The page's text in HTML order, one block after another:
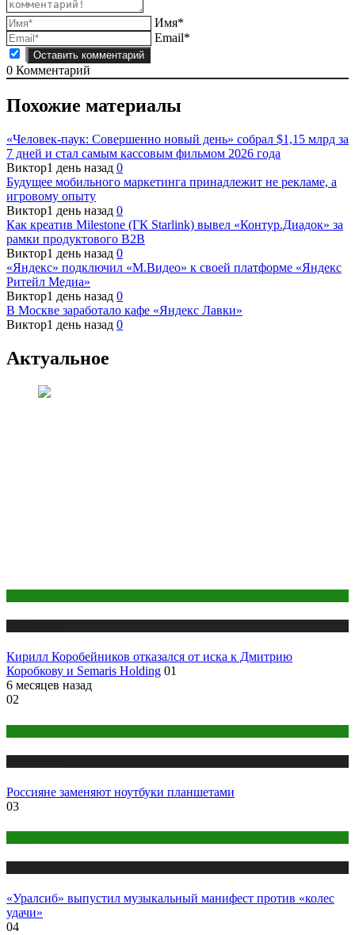
Имя*
Email*
0 Комментарий
Похожие материалы
«Человек-паук: Совершенно новый день» собрал $1,15 млрд за
7 дней и стал самым кассовым фильмом 2026 года
Виктор1 день назад 0
Будущее мобильного маркетинга принадлежит не рекламе, а
игровому опыту
Виктор1 день назад 0
Как креатив Milestone (ГК Starlink) вывел «Контур.Диадок» за
рамки продуктового B2B
Виктор1 день назад 0
«Яндекс» подключил «М.Видео» к своей платформе «Яндекс
Ритейл Медиа»
Виктор1 день назад 0
В Москве заработало кафе «Яндекс Лавки»
Виктор1 день назад 0
Актуальное
Кирилл Коробейников отказался от иска к Дмитрию
Коробкову и Semaris Holding 01
6 месяцев назад
02
Россияне заменяют ноутбуки планшетами
03
«Уралсиб» выпустил музыкальный манифест против «колес
удачи»
04